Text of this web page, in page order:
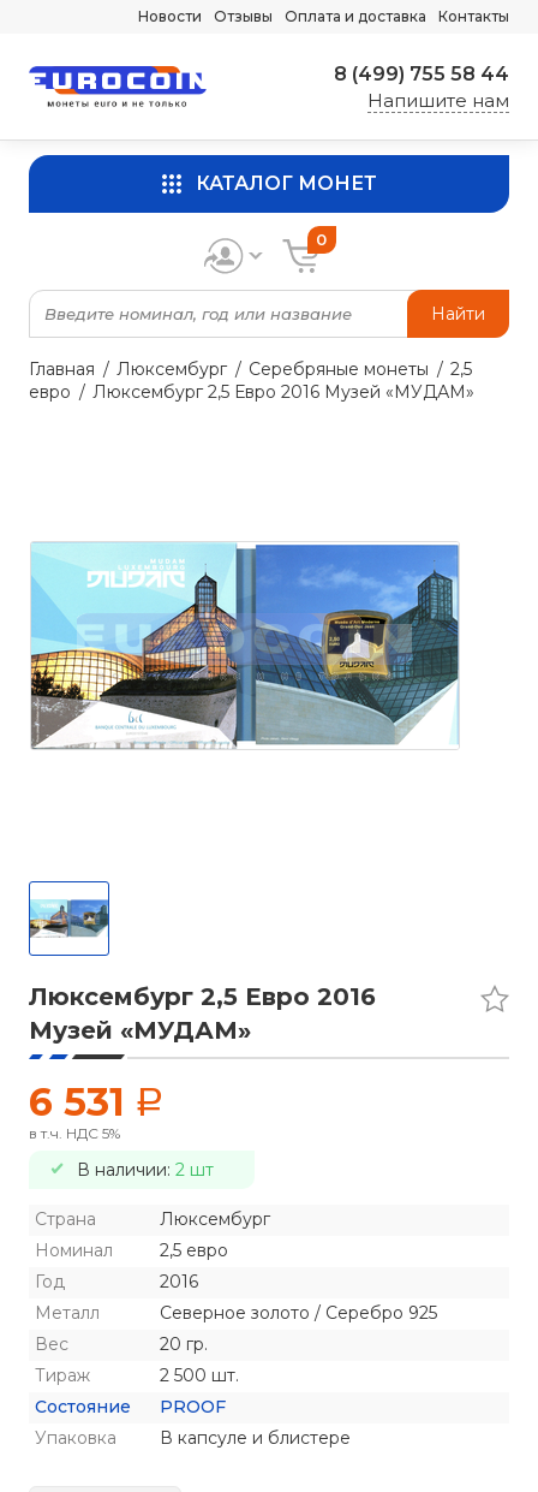
Новости Отзывы Оплата и доставка Контакты
8 (499) 755 58 44
Напишите нам
КАТАЛОГ МОНЕТ
Найти
0
Главная Люксембург Серебряные монеты
2,5
евро
Люксембург 2,5 Евро 2016 Музей «МУДАМ»
Люксембург 2,5 Евро 2016
Музей «МУДАМ»
6 531 a
в т.ч. НДС 5%
В наличии: 2 шт
Страна
Люксембург
Номинал
2,5 евро
Год
2016
Металл
Северное золото / Серебро 925
Вес
20 гр.
Тираж
2 500 шт.
Состояние
PROOF
Упаковка
В капсуле и блистере